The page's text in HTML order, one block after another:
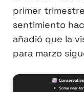
primer
sentimiento
añadió que la
para marzo